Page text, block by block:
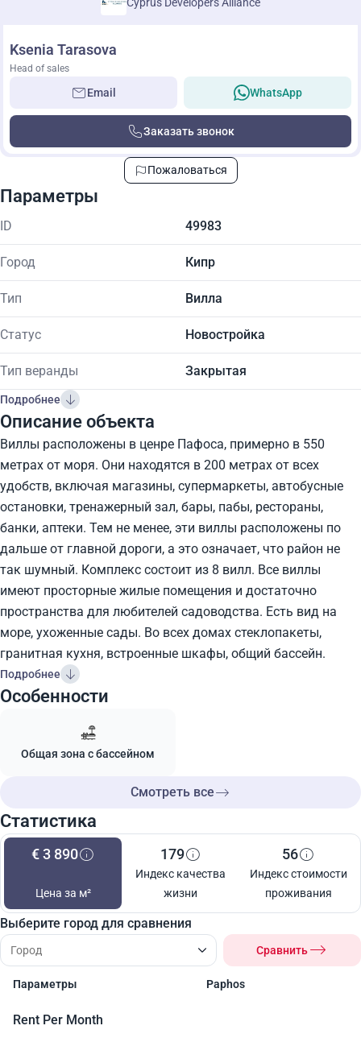
Ksenia Tarasova
Head of sales
Email WhatsApp
Заказать звонок
Пожаловаться
Параметры
ID 49983
Город Кипр
Тип Вилла
Статус Новостройка
Тип веранды Закрытая
Подробнее
Описание объекта
Виллы расположены в ценре Пафоса, примерно в 550
метрах от моря. Они находятся в 200 метрах от всех
удобств, включая магазины, супермаркеты, автобусные
остановки, тренажерный зал, бары, пабы, рестораны,
банки, аптеки. Тем не менее, эти виллы расположены по
дальше от главной дороги, а это означает, что район не
так шумный. Комплекс состоит из 8 вилл. Все виллы
имеют просторные жилые помещения и достаточно
пространства для любителей садоводства. Есть вид на
море, ухоженные сады. Во всех домах стеклопакеты,
гранитная кухня, встроенные шкафы, общий бассейн.
Подробнее
Особенности
Общая зона с бассейном
Смотреть все
Статистика
€ 3 890
Цена за м²
179
Индекс качества
жизни
56
Индекс стоимости
проживания
Выберите город для сравнения
Сравнить
Параметры Paphos
Rent Per Month